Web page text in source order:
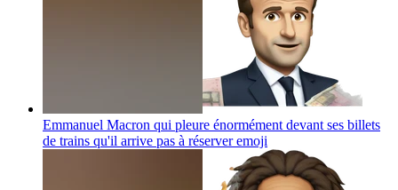
Emmanuel Macron qui pleure énormément devant ses billets
de trains qu'il arrive pas à réserveremoji